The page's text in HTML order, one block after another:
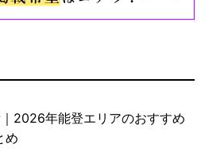
2026年能登エリアのおすすめ
め